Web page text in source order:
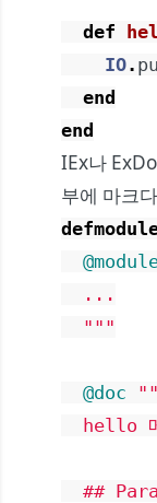
def
IO.
end
end
IEx나
부에 마크
  ...
  """
@doc
hello
##